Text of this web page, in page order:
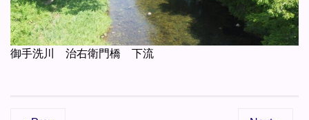
御手洗川 治右衛門橋 下流